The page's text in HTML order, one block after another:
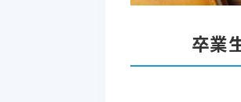
卒業